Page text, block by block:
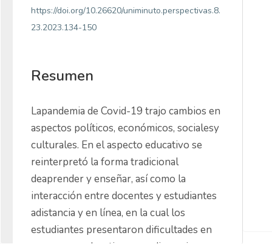
https://doi.org/10.26620/uniminuto.perspectivas.8.
23.2023.134-150
Resumen
Lapandemia de Covid-19 trajo cambios en
aspectos políticos, económicos, socialesy
culturales. En el aspecto educativo se
reinterpretó la forma tradicional
deaprender y enseñar, así como la
interacción entre docentes y estudiantes
adistancia y en línea, en la cual los
estudiantes presentaron dificultades en